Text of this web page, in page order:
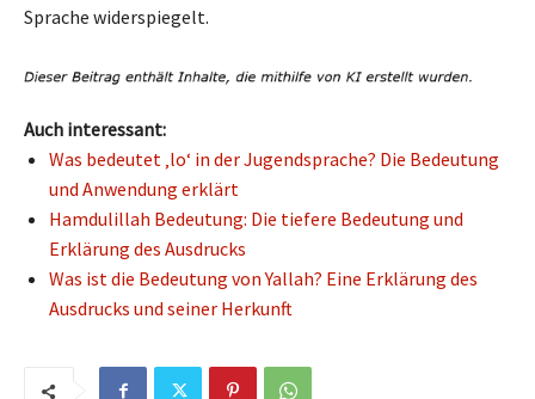
Sprache widerspiegelt.
Auch interessant:
Was bedeutet ‚lo‘ in der Jugendsprache? Die Bedeutung
und Anwendung erklärt
Hamdulillah Bedeutung: Die tiefere Bedeutung und
Erklärung des Ausdrucks
Was ist die Bedeutung von Yallah? Eine Erklärung des
Ausdrucks und seiner Herkunft